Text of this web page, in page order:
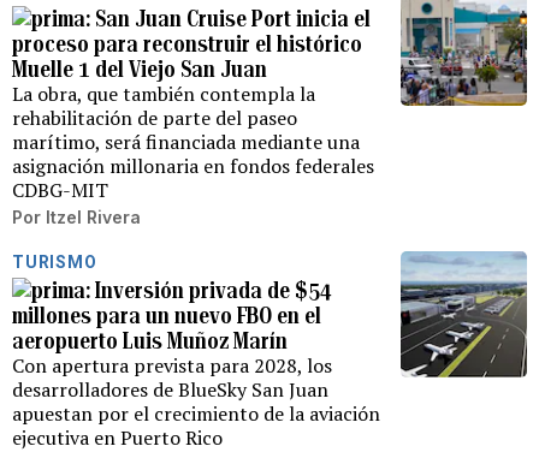
San Juan Cruise Port inicia el
proceso para reconstruir el histórico
Muelle 1 del Viejo San Juan
La obra, que también contempla la
rehabilitación de parte del paseo
marítimo, será financiada mediante una
asignación millonaria en fondos federales
CDBG-MIT
Por Itzel Rivera
TURISMO
Inversión privada de $54
millones para un nuevo FBO en el
aeropuerto Luis Muñoz Marín
Con apertura prevista para 2028, los
desarrolladores de BlueSky San Juan
apuestan por el crecimiento de la aviación
ejecutiva en Puerto Rico